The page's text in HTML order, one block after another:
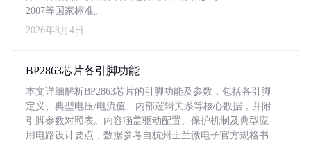
2007等国家标准。
2026年8月4日
BP2863芯片各引脚功能
本文详细解析BP2863芯片的引脚功能及参数，包括各引脚
定义、典型电压/电流值、内部逻辑关系等核心数据，并附
引脚参数对照表。内容涵盖驱动配置、保护机制及典型应
用电路设计要点，数据参考自杭州士兰微电子官方规格书